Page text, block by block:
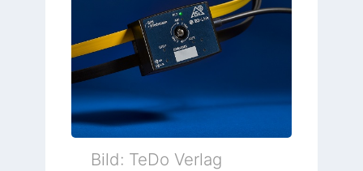
Bild: TeDo Verlag